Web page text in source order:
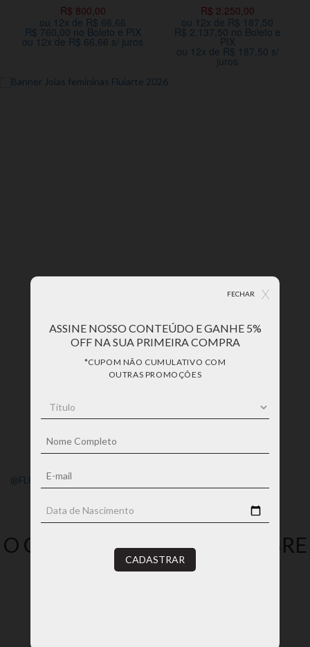
R$ 800,00
ou 12x de R$ 66,66
R$ 760,00 no Boleto e PIX
ou 12x de R$ 66,66 s/ juros
R$ 2.250,00
ou 12x de R$ 187,50
R$ 2.137,50 no Boleto e
PIX
ou 12x de R$ 187,50 s/
juros
@FLUIARTEJOIAS
O QUE ESTÃO FALANDO SOBRE
A LOJA
FECHAR X
ASSINE NOSSO CONTEÚDO E GANHE 5%
OFF NA SUA PRIMEIRA COMPRA
*CUPOM NÃO CUMULATIVO COM
OUTRAS PROMOÇÕES
CADASTRAR